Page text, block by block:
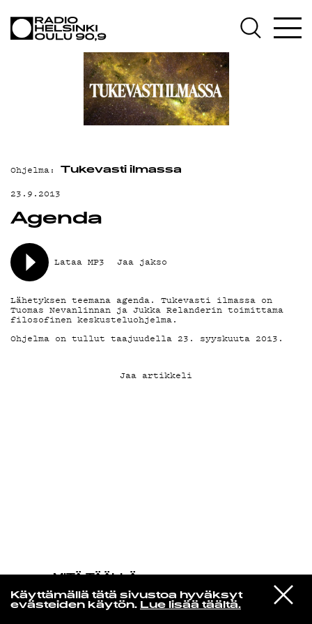
Käyttämällä tätä sivustoa hyväksyt
evästeiden käytön. Lue lisää täältä.
VIESTI
STUDIOON
MITÄ TÄÄLLÄ
Scott Walker
Amsterdam
AJANKOHTAISTA
OHJELMAT
TEKIJÄT
ON-DEMAND
MAINOSTA
YHTEYSTIEDOT
G LIVELAB
YSTÄVÄKLUBI
TIETOSUOJA
KIRJAUDU SISÄÄN
Ohjelma: Tukevasti ilmassa
23.9.2013
Agenda
Lataa MP3 Jaa jakso
Lähetyksen teemana agenda. Tukevasti ilmassa on
Tuomas Nevanlinnan ja Jukka Relanderin toimittama
filosofinen keskusteluohjelma.
Ohjelma on tullut taajuudella 23. syyskuuta 2013.
Jaa artikkeli